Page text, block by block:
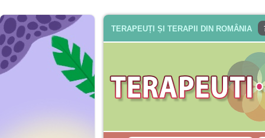
TERAPEUȚI ȘI TERAPII DIN ROMÂNIA